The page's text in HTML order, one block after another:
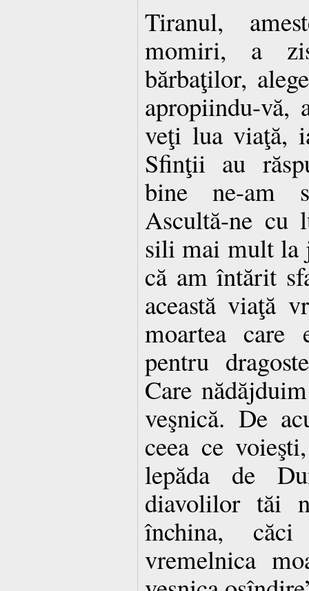
Tiranul,
momiri, a
bărbaţilor,
apropiindu-vă,
veţi lua viaţă,
Sfinţii au
bine ne-am
Ascultă-ne cu
sili mai mult la
că am întărit
această viaţă
moartea care
pentru
Care
veşnică. De
ceea ce
lepăda de
diavolilor tăi
închina,
vremelnica